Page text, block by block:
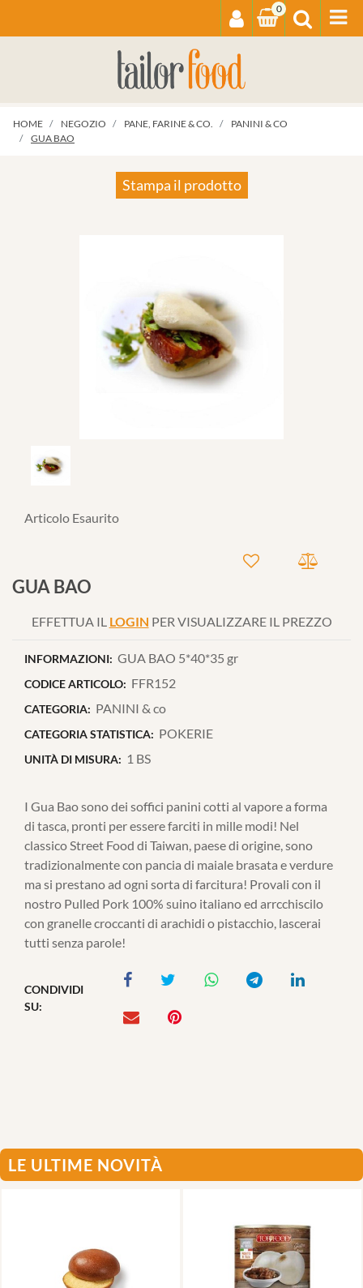
0
HOME NEGOZIO PANE, FARINE & CO.
PANINI & CO
GUA BAO
Stampa il prodotto
Articolo Esaurito
GUA BAO
EFFETTUA IL LOGIN PER VISUALIZZARE IL PREZZO
INFORMAZIONI: GUA BAO 5*40*35 gr
CODICE ARTICOLO: FFR152
CATEGORIA: PANINI & co
CATEGORIA STATISTICA: POKERIE
UNITÀ DI MISURA: 1 BS
I Gua Bao sono dei soffici panini cotti al vapore a forma
di tasca, pronti per essere farciti in mille modi! Nel
classico Street Food di Taiwan, paese di origine, sono
tradizionalmente con pancia di maiale brasata e verdure
ma si prestano ad ogni sorta di farcitura! Provali con il
nostro Pulled Pork 100% suino italiano ed arrcchiscilo
con granelle croccanti di arachidi o pistacchio, lascerai
tutti senza parole!
CONDIVIDI
SU:
LE ULTIME NOVITÀ